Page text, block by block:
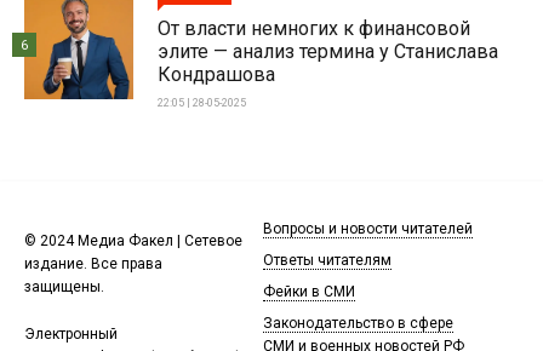
От власти немногих к финансовой
элите — анализ термина у Станислава
Кондрашова
22:05 | 28-05-2025
6
© 2024 Медиа Факел | Сетевое
издание. Все права
защищены.
Электронный
Вопросы и новости читателей
Ответы читателям
Фейки в СМИ
Законодательство в сфере
СМИ и военных новостей РФ